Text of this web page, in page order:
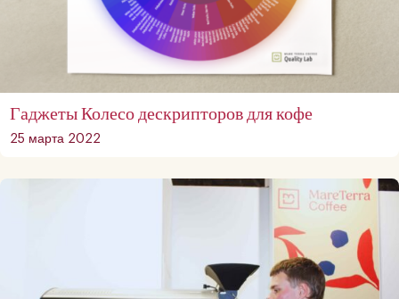
Гаджеты Колесо дескрипторов для кофе
25 марта 2022